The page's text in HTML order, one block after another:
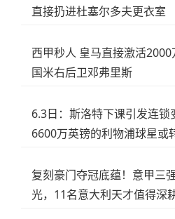
直接扔进杜塞尔多夫更衣室
西甲秒人 皇马直接激活
国米右后卫邓弗里斯
6.3日：斯洛特下课引发连锁
6600万英镑的利物浦球星或
复刻豪门夺冠底蕴！意甲三
光，11名意大利天才值得深